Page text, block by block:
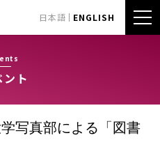
日本語 ENGLISH
ト
写真部による「図書